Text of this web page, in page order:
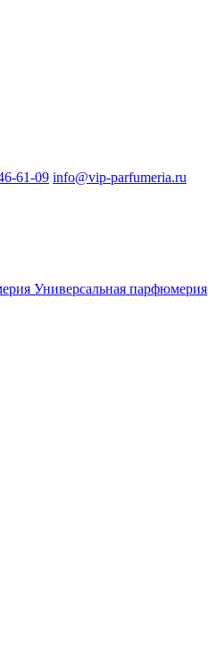
61-09 info@vip-parfumeria.ru
Универсальная парфюмерия